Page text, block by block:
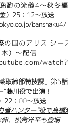
酌の流儀4～秋冬
）25：12～放送
banshaku4/
国のアリス シー
）～配信
取締部特捜課」第5
”藤川役で出演！
22：00～放送
者ハンター”役で髙
、松角洋平も登場